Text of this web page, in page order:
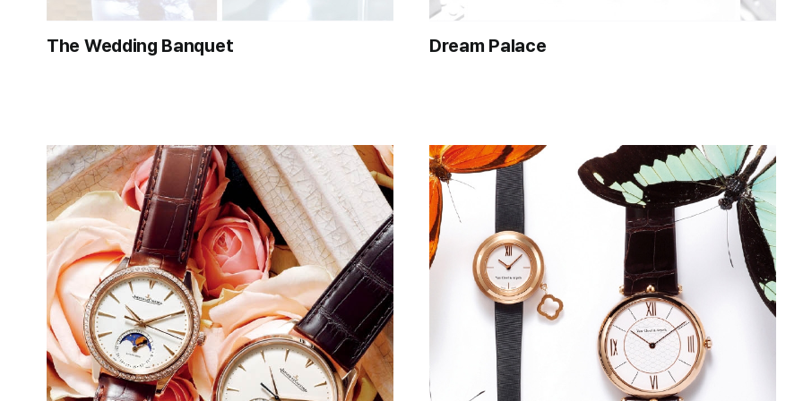
The Wedding Banquet Dream Palace